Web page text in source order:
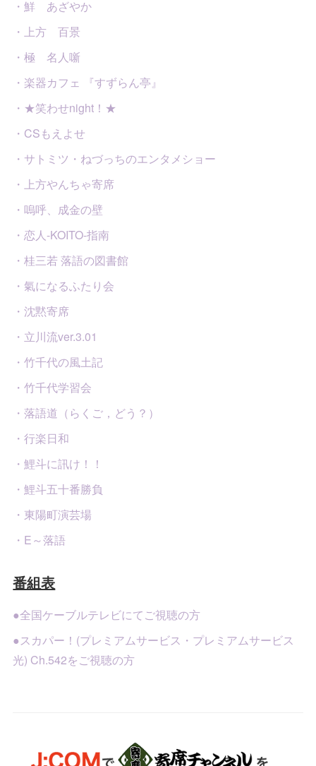
・鮮 あざやか
・上方 百景
・極 名人噺
・楽器カフェ 『すずらん亭』
・★笑わせnight！★
・CSもえよせ
・サトミツ・ねづっちのエンタメショー
・上方やんちゃ寄席
・嗚呼、成金の壁
・恋人-KOITO-指南
・桂三若 落語の図書館
・氣になるふたり会
・沈黙寄席
・立川流ver.3.01
・竹千代の風土記
・竹千代学習会
・落語道（らくご，どう？）
・行楽日和
・鯉斗に訊け！！
・鯉斗五十番勝負
・東陽町演芸場
・E～落語
番組表
●全国ケーブルテレビにてご視聴の方
●スカパー！(プレミアムサービス・プレミアムサービス
光) Ch.542をご視聴の方